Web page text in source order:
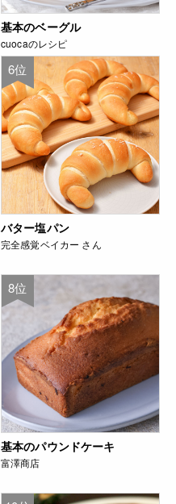
基本のベーグル
cuocaのレシピ
6位
バター塩パン
完全感覚ベイカー さん
8位
基本のパウンドケーキ
富澤商店